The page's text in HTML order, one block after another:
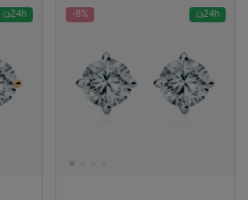
24h -8% 24h